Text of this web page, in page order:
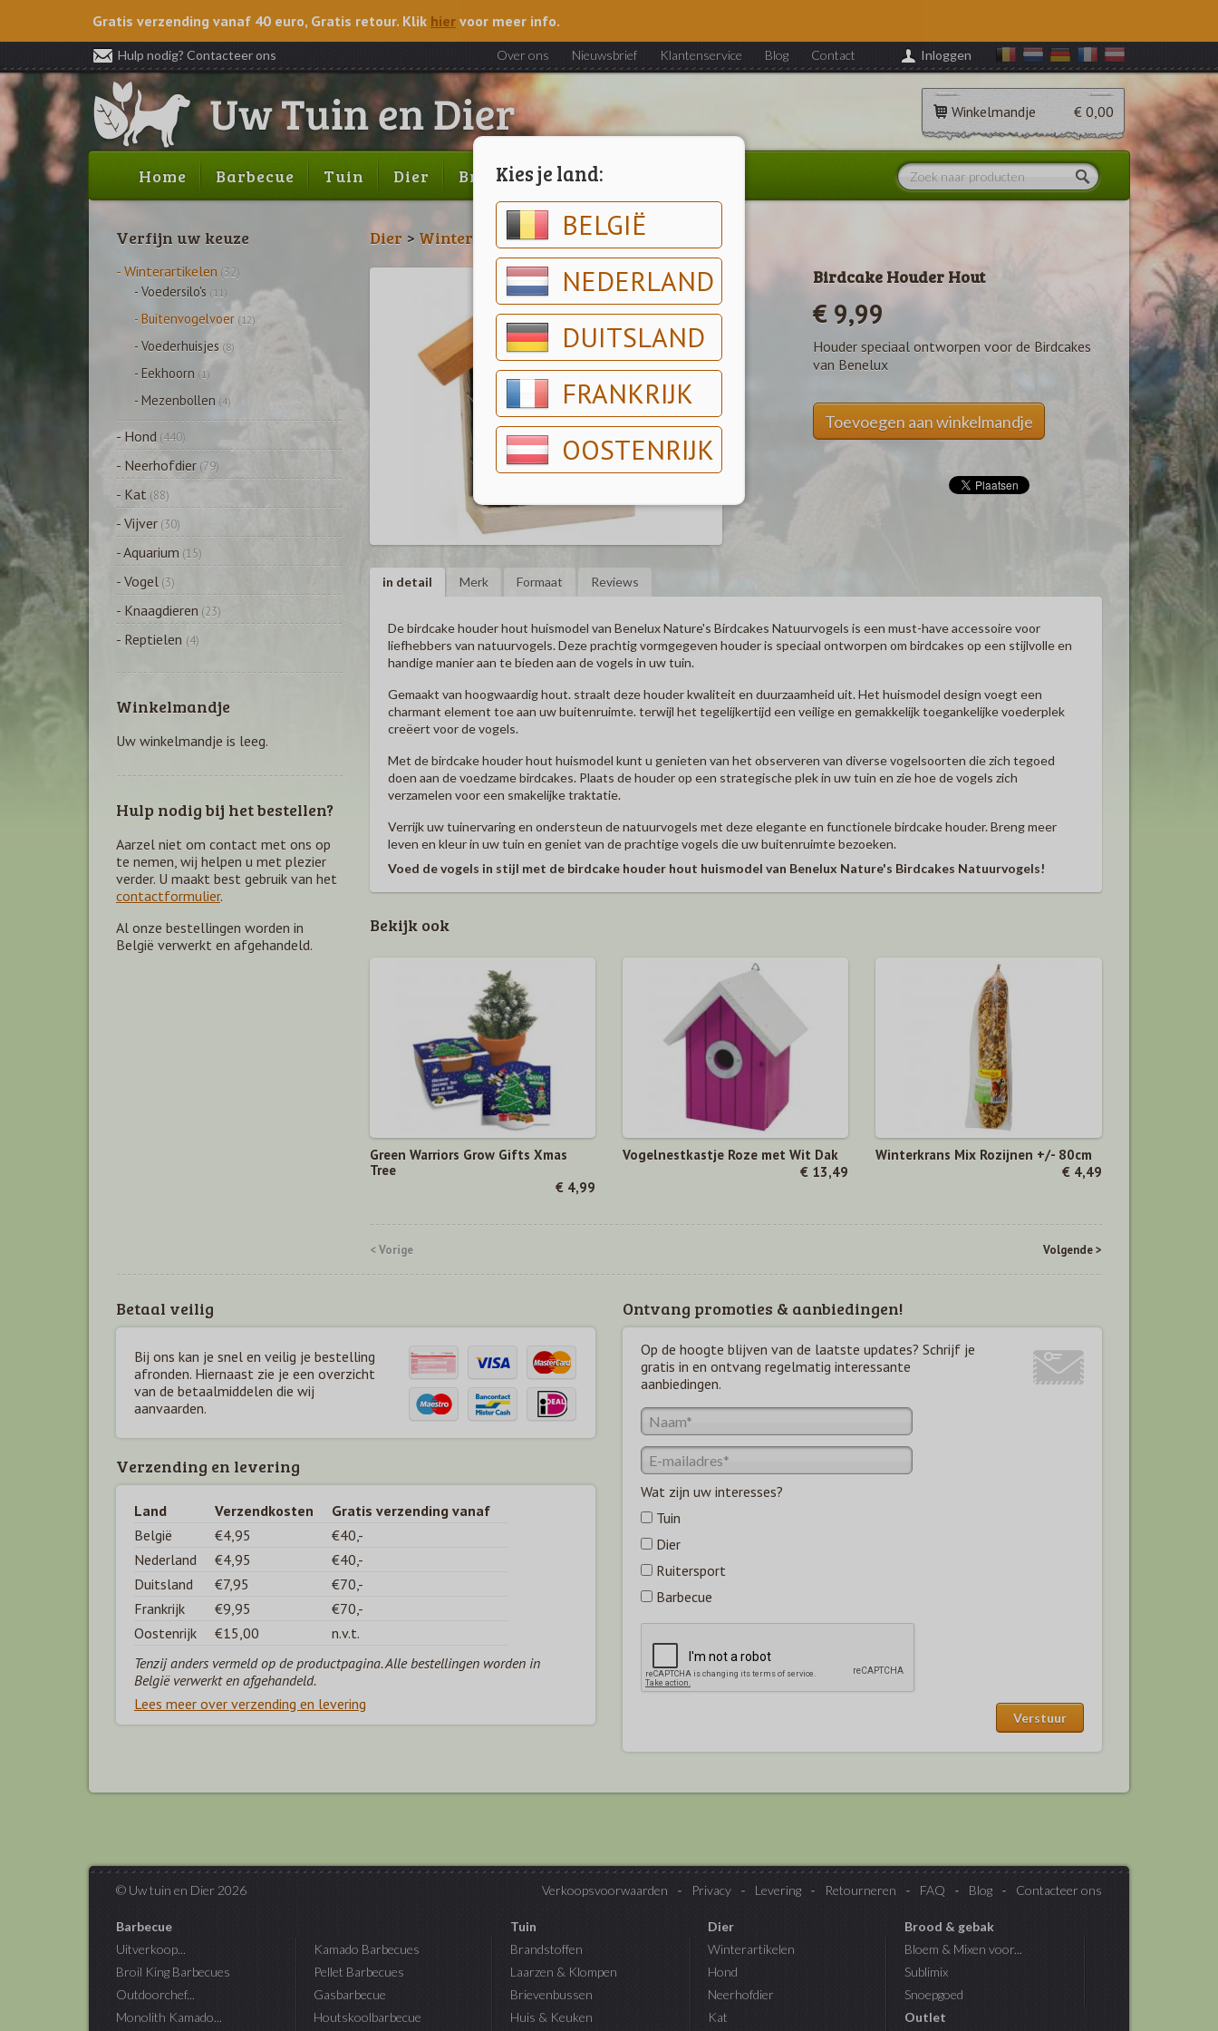
Kies je land:
BELGIË
NEDERLAND
DUITSLAND
FRANKRIJK
OOSTENRIJK
Gratis verzending vanaf 40 euro, Gratis retour. Klik hier voor meer info.
Hulp nodig? Contacteer ons Over ons Nieuwsbrief Klantenservice Blog Contact Inloggen
Winkelmandje € 0,00
Home Barbecue Tuin Dier Brood & gebak
Dier > Winterartikelen>
Buitenvogelvoer
Birdcake Houder Hout
€ 9,99
Houder speciaal ontworpen voor de Birdcakes
van Benelux
Toevoegen aan winkelmandje
in detail Merk Formaat Reviews
De birdcake houder hout huismodel van Benelux Nature's Birdcakes Natuurvogels is een must-have accessoire voor
liefhebbers van natuurvogels. Deze prachtig vormgegeven houder is speciaal ontworpen om birdcakes op een stijlvolle en
handige manier aan te bieden aan de vogels in uw tuin.
Gemaakt van hoogwaardig hout. straalt deze houder kwaliteit en duurzaamheid uit. Het huismodel design voegt een
charmant element toe aan uw buitenruimte. terwijl het tegelijkertijd een veilige en gemakkelijk toegankelijke voederplek
creëert voor de vogels.
Met de birdcake houder hout huismodel kunt u genieten van het observeren van diverse vogelsoorten die zich tegoed
doen aan de voedzame birdcakes. Plaats de houder op een strategische plek in uw tuin en zie hoe de vogels zich
verzamelen voor een smakelijke traktatie.
Verrijk uw tuinervaring en ondersteun de natuurvogels met deze elegante en functionele birdcake houder. Breng meer
leven en kleur in uw tuin en geniet van de prachtige vogels die uw buitenruimte bezoeken.
Voed de vogels in stijl met de birdcake houder hout huismodel van Benelux Nature's Birdcakes Natuurvogels!
Bekijk ook
Green Warriors Grow Gifts Xmas
Tree
€ 4,99
Vogelnestkastje Roze met Wit Dak
€ 13,49
Winterkrans Mix Rozijnen +/- 80cm
€ 4,49
< Vorige Volgende >
Verfijn uw keuze
- Winterartikelen (32)
- Voedersilo's (11)
- Buitenvogelvoer (12)
- Voederhuisjes (8)
- Eekhoorn (1)
- Mezenbollen (4)
- Hond (440)
- Neerhofdier (79)
- Kat (88)
- Vijver (30)
- Aquarium (15)
- Vogel (3)
- Knaagdieren (23)
- Reptielen (4)
Winkelmandje
Uw winkelmandje is leeg.
Hulp nodig bij het bestellen?
Aarzel niet om contact met ons op
te nemen, wij helpen u met plezier
verder. U maakt best gebruik van het
contactformulier.
Al onze bestellingen worden in
België verwerkt en afgehandeld.
Betaal veilig
Bij ons kan je snel en veilig je bestelling
afronden. Hiernaast zie je een overzicht
van de betaalmiddelen die wij
aanvaarden.
Ontvang promoties & aanbiedingen!
Op de hoogte blijven van de laatste updates? Schrijf je
gratis in en ontvang regelmatig interessante
aanbiedingen.
Wat zijn uw interesses?
Tuin
Dier
Ruitersport
Barbecue
Verzending en levering
Land Verzendkosten
Gratis verzending vanaf
België
€4,95
€40,-
Nederland
€4,95
€40,-
Duitsland
€7,95
€70,-
Frankrijk
€9,95
€70,-
Oostenrijk
€15,00
n.v.t.
Tenzij anders vermeld op de productpagina. Alle bestellingen worden in
België verwerkt en afgehandeld.
Lees meer over verzending en levering
© Uw tuin en Dier 2026 Verkoopsvoorwaarden Privacy Levering Retourneren FAQ Blog Contacteer ons
Barbecue
Uitverkoop...
Broil King Barbecues
Outdoorchef...
Monolith Kamado...
Kamado Barbecues
Pellet Barbecues
Gasbarbecue
Houtskoolbarbecue
Tuin
Brandstoffen
Laarzen & Klompen
Brievenbussen
Huis & Keuken
Dier
Winterartikelen
Hond
Neerhofdier
Kat
Brood & gebak
Bloem & Mixen voor...
Sublimix
Snoepgoed
Outlet